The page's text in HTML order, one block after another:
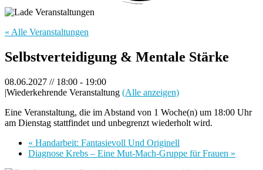
« Alle Veranstaltungen
Selbstverteidigung & Mentale Stärke
08.06.2027 // 18:00 - 19:00
|Wiederkehrende Veranstaltung (Alle anzeigen)
Eine Veranstaltung, die im Abstand von 1 Woche(n) um 18:00 Uhr
am Dienstag stattfindet und unbegrenzt wiederholt wird.
« Handarbeit: Fantasievoll Und Originell
Diagnose Krebs – Eine Mut-Mach-Gruppe für Frauen »